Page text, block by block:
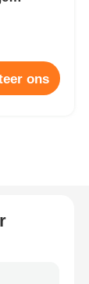
ons